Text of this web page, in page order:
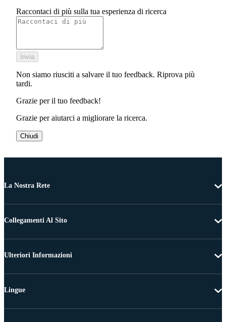
Raccontaci di più sulla tua esperienza di ricerca
Invia
Non siamo riusciti a salvare il tuo feedback. Riprova più
tardi.
Grazie per il tuo feedback!
Grazie per aiutarci a migliorare la ricerca.
Chiudi
La Nostra Rete
Collegamenti Al Sito
Ulteriori Informazioni
Lingue